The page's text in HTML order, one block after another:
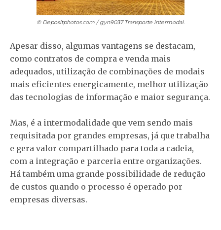
© Depositphotos.com / gyn9037Transporte intermodal.
Apesar disso, algumas vantagens se destacam,
como contratos de compra e venda mais
adequados, utilização de combinações de modais
mais eficientes energicamente, melhor utilização
das tecnologias de informação e maior segurança.
Mas, é a intermodalidade que vem sendo mais
requisitada por grandes empresas, já que trabalha
e gera valor compartilhado para toda a cadeia,
com a integração e parceria entre organizações.
Há também uma grande possibilidade de redução
de custos quando o processo é operado por
empresas diversas.